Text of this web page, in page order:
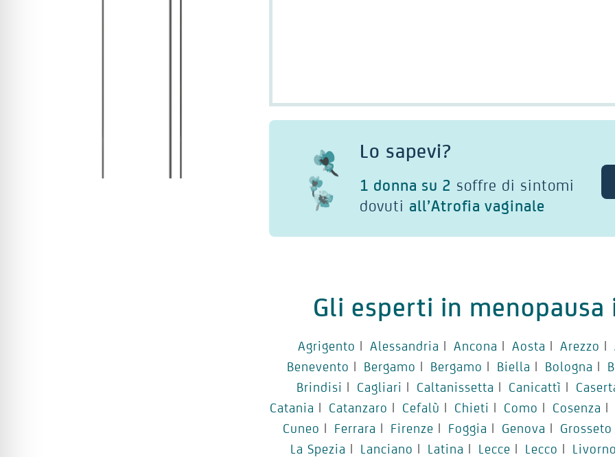
Lo sapevi?
1 donna su 2 soffre di sintomi
dovuti all’Atrofia vaginale
Gli esperti in
Agrigento | Alessandria | Ancona | Aosta | Arezzo |
Benevento | Bergamo | Bergamo | Biella | Bologna |
Brindisi | Cagliari | Caltanissetta | Canicattì |
Catania | Catanzaro | Cefalù | Chieti | Como | Cosenza |
Cuneo | Ferrara | Firenze | Foggia | Genova | Grosseto
La Spezia | Lanciano | Latina | Lecce | Lecco | Livorno